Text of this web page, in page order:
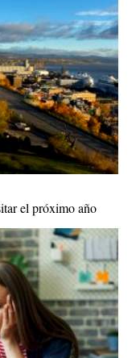
el próximo año